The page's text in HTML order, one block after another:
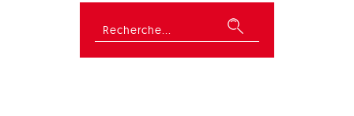
Rechercher